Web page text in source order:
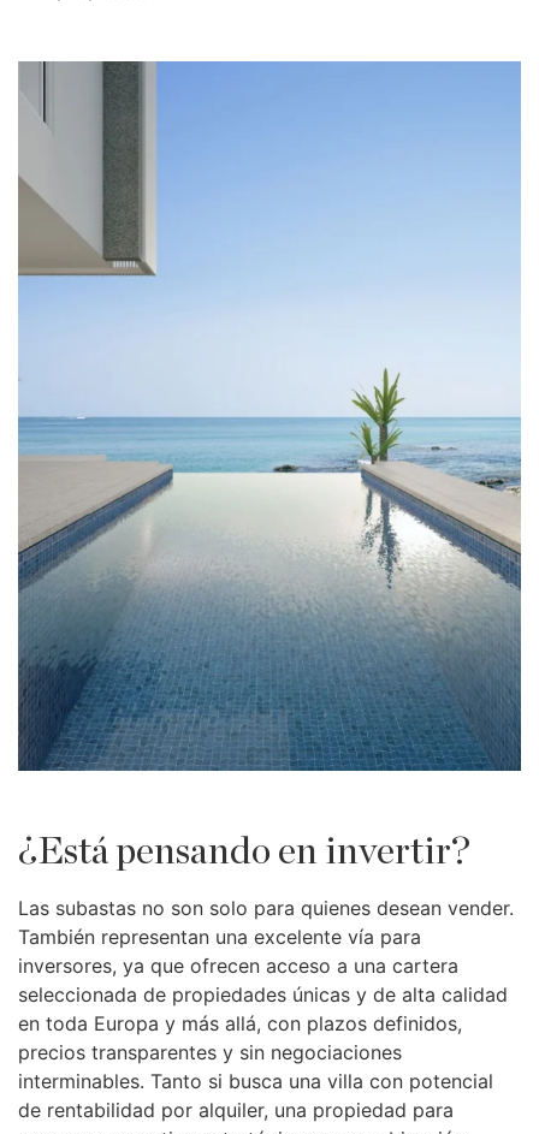
¿Está pensando en invertir?
Las subastas no son solo para quienes desean vender.
También representan una excelente vía para
inversores, ya que ofrecen acceso a una cartera
seleccionada de propiedades únicas y de alta calidad
en toda Europa y más allá, con plazos definidos,
precios transparentes y sin negociaciones
interminables. Tanto si busca una villa con potencial
de rentabilidad por alquiler, una propiedad para